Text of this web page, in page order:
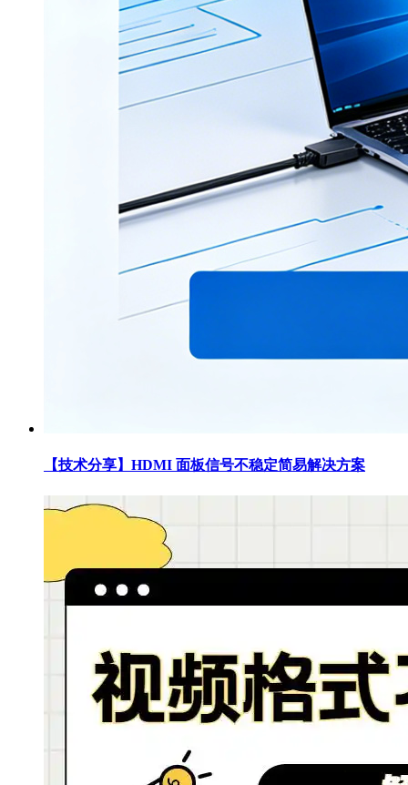
【技术分享】HDMI 面板信号不稳定简易解决方案